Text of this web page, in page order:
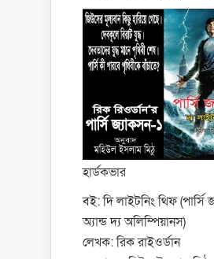
হার্ডকভার
বই: দি লাইটনিং থিফ (পার্সি
অ্যান্ড দ্য অলিম্পিয়ানস)
লেখক: রিক রাইওর্ডান